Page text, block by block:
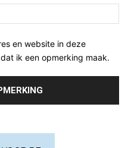
en website in deze
ik een opmerking maak.